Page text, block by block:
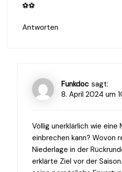
⚽⚽
Antworten
Funkdoc sagt:
8. April 2024 um
Völlig unerklärlich wie eine
einbrechen kann? Wovon
Niederlage in der
erklärte Ziel vor der